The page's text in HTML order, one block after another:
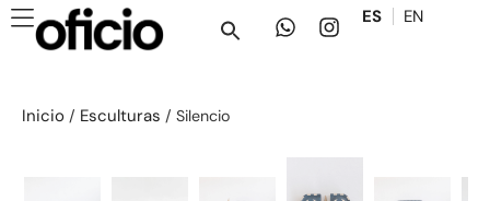
ES EN
Inicio / Esculturas / Silencio